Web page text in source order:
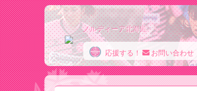
ノ
ノルディーア北海道
応援する！ お問い合わせ